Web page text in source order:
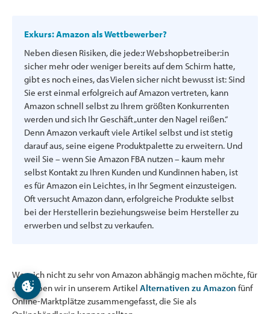
Exkurs: Amazon als Wettbewerber?
Neben diesen Risiken, die jede:r Webshopbetreiber:in
sicher mehr oder weniger bereits auf dem Schirm hatte,
gibt es noch eines, das Vielen sicher nicht bewusst ist: Sind
Sie erst einmal erfolgreich auf Amazon vertreten, kann
Amazon schnell selbst zu Ihrem größten Konkurrenten
werden und sich Ihr Geschäft „unter den Nagel reißen.“
Denn Amazon verkauft viele Artikel selbst und ist stetig
darauf aus, seine eigene Produktpalette zu erweitern. Und
weil Sie – wenn Sie Amazon FBA nutzen – kaum mehr
selbst Kontakt zu Ihren Kunden und Kundinnen haben, ist
es für Amazon ein Leichtes, in Ihr Segment einzusteigen.
Oft versucht Amazon dann, erfolgreiche Produkte selbst
bei der Herstellerin beziehungsweise beim Hersteller zu
erwerben und selbst zu verkaufen.
Wer sich nicht zu sehr von Amazon abhängig machen möchte, für
den haben wir in unserem Artikel Alternativen zu Amazon fünf
Online-Marktplätze zusammengefasst, die Sie als